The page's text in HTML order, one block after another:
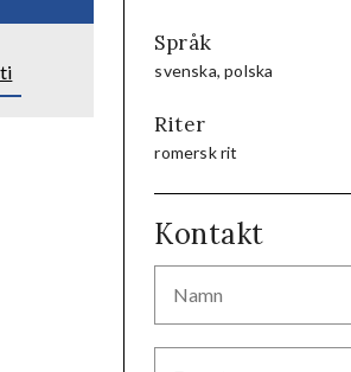
Språk
svenska, polska
Riter
romersk rit
Kontakt